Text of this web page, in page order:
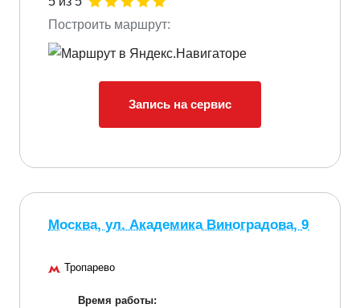
Построить маршрут:
Запись на сервис
Москва, ул. Академика Виноградова, 9
Тропарево
Время работы: